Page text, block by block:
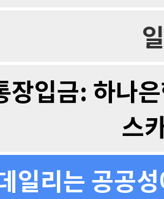
장입금: 하나
스
일리는 공공